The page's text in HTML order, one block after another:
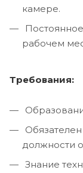
камере.
рабочем
Требования:
должности
Знание